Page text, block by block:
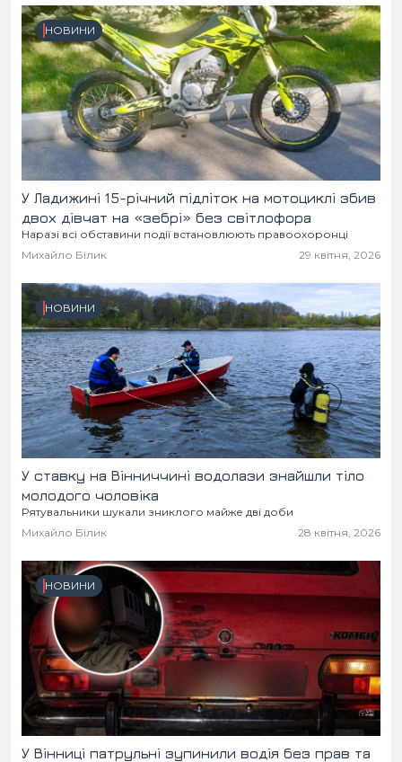
НОВИНИ
У Ладижині 15-річний підліток на мотоциклі збив
двох дівчат на «зебрі» без світлофора
Наразі всі обставини події встановлюють правоохоронці
Михайло Білик
29 квітня, 2026
НОВИНИ
У ставку на Вінниччині водолази знайшли тіло
молодого чоловіка
Рятувальники шукали зниклого майже дві доби
Михайло Білик
28 квітня, 2026
НОВИНИ
У Вінниці патрульні зупинили водія без прав та